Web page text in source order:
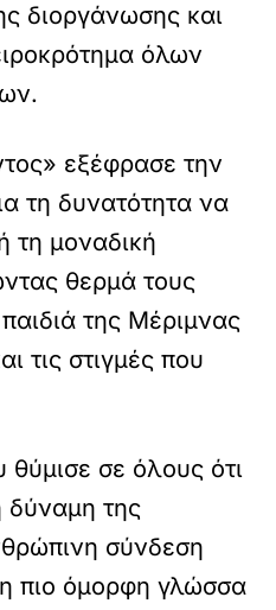
διοργάνωσης και
όλων
εξέφρασε την
τη δυνατότητα να
τη μοναδική
θερμά τους
της Μέριμνας
τις στιγμές που
θύμισε σε όλους ότι
δύναμη της
σύνδεση
πιο όμορφη γλώσσα